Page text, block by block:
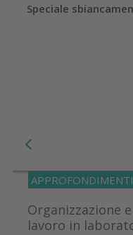
Speciale
APPROFONDIMENTI
Organizzazione
lavoro in